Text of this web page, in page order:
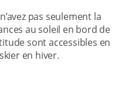
pas seulement la
au soleil en bord de
sont accessibles en
en hiver.